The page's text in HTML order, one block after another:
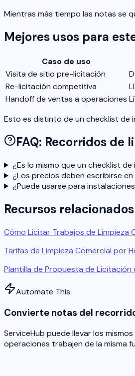
Mientras más tiempo las notas se
Mejores usos para
Caso de uso
Visita de sitio pre-licitación
Re-licitación competitiva
Handoff de ventas a operaciones
Esto es distinto de un checklist de
FAQ: Recorridos de
¿Es lo mismo que un checklist
¿Los precios deben escribirse
¿Puede usarse para
Recursos relacionados
Cómo Licitar Trabajos de Limpieza
Tarifas de Limpieza Comercial por
Plantilla de Propuesta de Licitación
Automate This
Convierte notas del
ServiceHub puede llevar los
operaciones trabajen de la misma